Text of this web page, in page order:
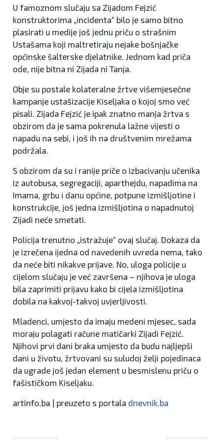
U famoznom slučaju sa Zijadom Fejzić
konstruktorima „incidenta“ bilo je samo bitno
plasirati u medije još jednu priču o strašnim
Ustašama koji maltretiraju nejake bošnjačke
općinske šalterske djelatnike. Jednom kad priča
ode, nije bitna ni Zijada ni Tanja.
Obje su postale kolateralne žrtve višemjesečne
kampanje ustašizacije Kiseljaka o kojoj smo već
pisali. Zijada Fejzić je ipak znatno manja žrtva s
obzirom da je sama pokrenula lažne vijesti o
napadu na sebi, i još ih na društvenim mrežama
podržala.
S obzirom da su i ranije priče o izbacivanju učenika
iz autobusa, segregaciji, aparthejdu, napadima na
Imama, grbu i danu općine, potpune izmišljotine i
konstrukcije, još jedna izmišljotina o napadnutoj
Zijadi neće smetati.
Policija trenutno „istražuje“ ovaj slučaj. Dokaza da
je izrečena ijedna od navedenih uvreda nema, tako
da neće biti nikakve prijave. No, uloga policije u
cijelom slučaju je već završena – njihova je uloga
bila zaprimiti prijavu kako bi cijela izmišljotina
dobila na kakvoj-takvoj uvjerljivosti.
Mladenci, umjesto da imaju medeni mjesec, sada
moraju polagati račune matičarki Zijadi Fejzić.
Njihovi prvi dani braka umjesto da budu najljepši
dani u životu, žrtvovani su suludoj želji pojedinaca
da ugrade još jedan element u besmislenu priču o
fašističkom Kiseljaku.
artinfo.ba | preuzeto s portala dnevnik.ba